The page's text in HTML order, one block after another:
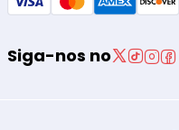
Siga-nos no